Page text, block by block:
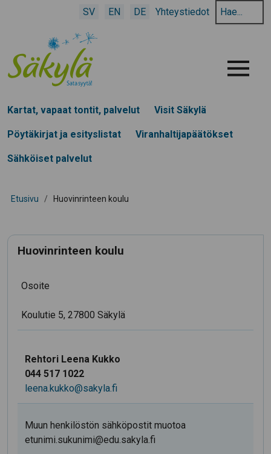
SV EN DE Yhteystiedot
Hae
hakusanalla:
Menu
Kartat, vapaat tontit, palvelut Visit Säkylä
Pöytäkirjat ja esityslistat Viranhaltijapäätökset
Sähköiset palvelut
Etusivu / Huovinrinteen koulu
Huovinrinteen koulu
Osoite
Koulutie 5, 27800 Säkylä
Rehtori Leena Kukko
044 517 1022
leena.kukko@sakyla.fi
Muun henkilöstön sähköpostit muotoa
etunimi.sukunimi@edu.sakyla.fi